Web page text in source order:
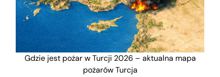
Gdzie jest pożar w Turcji 2026 – aktualna mapa
pożarów Turcja